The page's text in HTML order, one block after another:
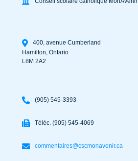
400, avenue Cumberland
Hamilton, Ontario
L8M 2A2
(905) 545-3393
Téléc. (905) 545-4069
commentaires@cscmonavenir.ca